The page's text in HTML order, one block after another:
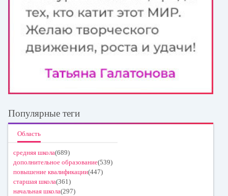
Популярные теги
Область
средняя школа(689)
дополнительное образование(539)
повышение квалификации(447)
старшая школа(361)
начальная школа(297)